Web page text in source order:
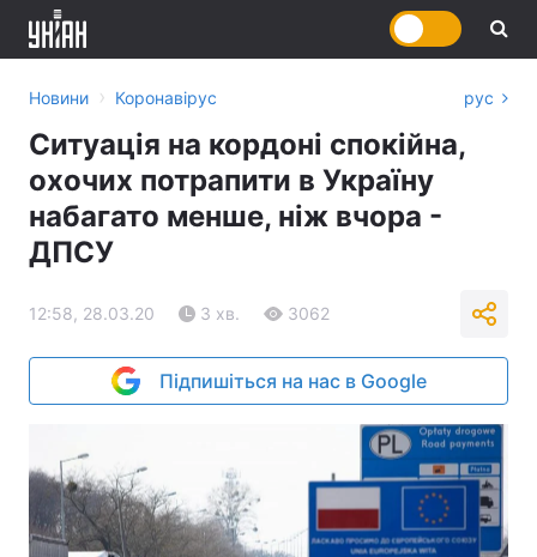
Новини › Коронавірус рус
Ситуація на кордоні спокійна,
охочих потрапити в Україну
набагато менше, ніж вчора -
ДПСУ
12:58, 28.03.20 3 хв. 3062
Підпишіться на нас в Google